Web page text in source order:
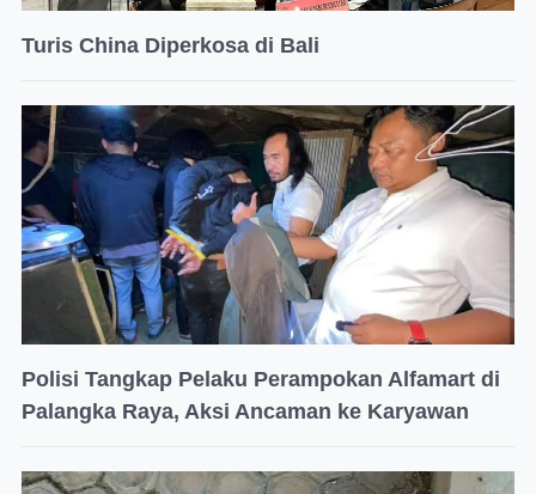
Turis China Diperkosa di Bali
Polisi Tangkap Pelaku Perampokan Alfamart di
Palangka Raya, Aksi Ancaman ke Karyawan